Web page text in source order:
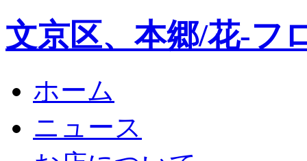
文京区、本郷/花-フ
ホーム
ニュース